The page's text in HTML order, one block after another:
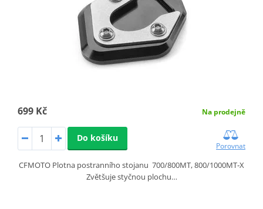
699 Kč Na prodejně
Do košíku
Porovnat
CFMOTO Plotna postranního stojanu 700/800MT, 800/1000MT‑X
Zvětšuje styčnou plochu…